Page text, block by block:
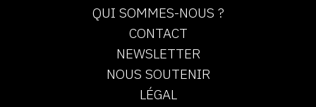
QUI SOMMES-NOUS ?
CONTACT
NEWSLETTER
NOUS SOUTENIR
LÉGAL